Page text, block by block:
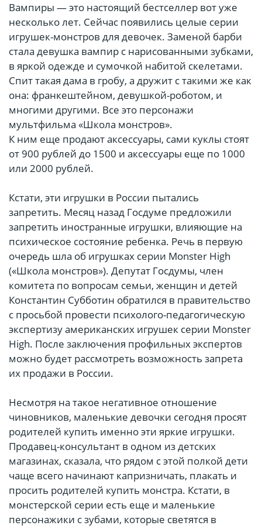
Вампиры — это настоящий бестселлер вот уже
несколько лет. Сейчас появились целые серии
игрушек-монстров для девочек. Заменой барби
стала девушка вампир с нарисованными зубками,
в яркой одежде и сумочкой набитой скелетами.
Спит такая дама в гробу, а дружит с такими же как
она: франкештейном, девушкой-роботом, и
многими другими. Все это персонажи
мультфильма «Школа монстров».
К ним еще продают аксессуары, сами куклы стоят
от 900 рублей до 1500 и аксессуары еще по 1000
или 2000 рублей.
Кстати, эти игрушки в России пытались
запретить. Месяц назад Госдуме предложили
запретить иностранные игрушки, влияющие на
психическое состояние ребенка. Речь в первую
очередь шла об игрушках серии Monster High
(«Школа монстров»). Депутат Госдумы, член
комитета по вопросам семьи, женщин и детей
Константин Субботин обратился в правительство
с просьбой провести психолого-педагогическую
экспертизу американских игрушек серии Monster
High. После заключения профильных экспертов
можно будет рассмотреть возможность запрета
их продажи в России.
Несмотря на такое негативное отношение
чиновников, маленькие девочки сегодня просят
родителей купить именно эти яркие игрушки.
Продавец-консультант в одном из детских
магазинах, сказала, что рядом с этой полкой дети
чаще всего начинают капризничать, плакать и
просить родителей купить монстра. Кстати, в
монстерской серии есть еще и маленькие
персонажики с зубами, которые светятся в